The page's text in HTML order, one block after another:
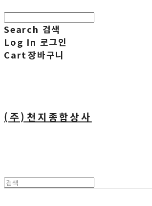
Search 검색
Log In 로그인
Cart장바구니
(주)천지종합상사